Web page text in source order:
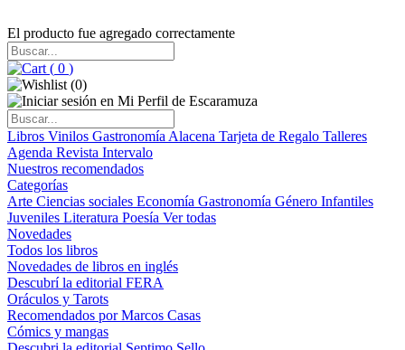
El producto fue agregado correctamente
( 0 )
(0)
Libros Vinilos Gastronomía Alacena Tarjeta de Regalo Talleres
Agenda Revista Intervalo
Nuestros recomendados
Categorías
Arte Ciencias sociales Economía Gastronomía Género Infantiles
Juveniles Literatura Poesía Ver todas
Novedades
Todos los libros
Novedades de libros en inglés
Descubrí la editorial FERA
Oráculos y Tarots
Recomendados por Marcos Casas
Cómics y mangas